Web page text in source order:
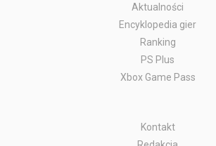
Aktualności
Encyklopedia gier
Ranking
PS Plus
Xbox Game Pass
Kontakt